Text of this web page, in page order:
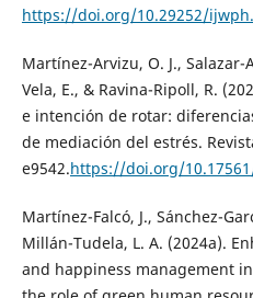
https://doi.org/10.29252/
Martínez-Arvizu, O. J.,
Vela, E., & Ravina-Ripoll, R.
e intención de rotar:
de mediación del estrés.
e9542.https://doi.org/
Martínez-Falcó, J., Sánchez-
Millán-Tudela, L. A. (2024a).
and happiness management